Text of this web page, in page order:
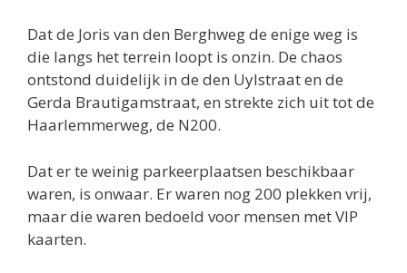
Dat de Joris van den Berghweg de enige weg is
die langs het terrein loopt is onzin. De chaos
ontstond duidelijk in de den Uylstraat en de
Gerda Brautigamstraat, en strekte zich uit tot de
Haarlemmerweg, de N200.
Dat er te weinig parkeerplaatsen beschikbaar
waren, is onwaar. Er waren nog 200 plekken vrij,
maar die waren bedoeld voor mensen met VIP
kaarten.